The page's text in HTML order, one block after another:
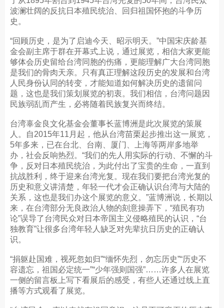
波澜壮阔的反抗日本殖民统治、回归祖国怀抱的斗争历
史。
“回顾历史，是为了启迪今天、昭示明天。”中国宋庆龄基
金会副主席于群在开幕式上说，通过展览，相信大家更能
够体会历史留给台湾同胞的伤痛，更能理解广大台湾同胞
是我们的骨肉天亲。只有真正理解这段历史的发展和台湾
人民身份认同的转变，才能知道如何解决历史的遗留问
题，这也是我们策划展览的初衷。我们相信，台湾问题因
民族弱乱而产生，必将随着民族复兴而终结。
台湾辜金良文化基金会董事长蓝博洲是此次展览的策展
人。自2015年11月起，他从台湾苗栗起步推出这一展览，
5年多来，已在台北、台南、厦门、上海等两岸多地举
办，社会反响热烈。“我们的先人用实际的行动、不懈的斗
争，反对日本殖民统治，为此付出了宝贵的生命，一直到
抗战胜利，终于迎来台湾光复。现在我们要把台湾光复的
历史和意义讲清楚，年轻一代才会正确认识台湾与大陆的
关系，这也是我们办这个展览的意义。”蓝博洲说，长期以
来，在台湾部分无良政治人物的刻意操弄下，“殖民有功
论”误导了台湾民众对日本帝国主义侵略殖民的认识，“台
独教育”让很多台湾年轻人缺乏对先辈抗日历史的正确认
识。
“捐躯赴国难，视死忽如归”“缅怀先烈，勿忘历史”“历史不
容遗忘，祖国必定统一”“少年强则国强”……许多人在展览
一侧的留言板上写下看展后的感受，有些人还通过线上直
播等方式观看了展览。